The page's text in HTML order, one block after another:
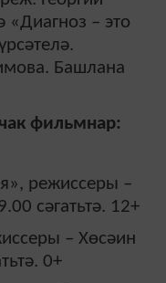
– это
Башлана
фильмнар:
режиссеры –
сәгатьтә. 12+
– Хөсәин
0+